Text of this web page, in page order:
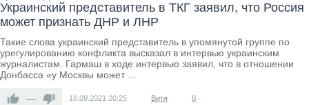
Украинский представитель в ТКГ заявил, что Россия
может признать ДНР и ЛНР
Такие слова украинский представитель в упомянутой группе по
урегулированию конфликта высказал в интервью украинским
журналистам. Гармаш в ходе интервью заявил, что в отношении
Донбасса «у Москвы может ...
— 18.09.2021 20:25 Витя 0